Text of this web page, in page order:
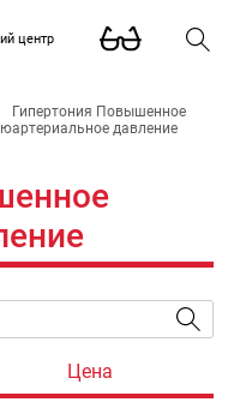
центр
Гипертония Повышенное
артериальное давление
Цена